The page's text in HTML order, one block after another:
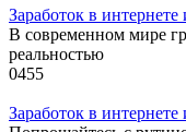
Заработок в
В современном мире
реальностью
0455
Заработок в